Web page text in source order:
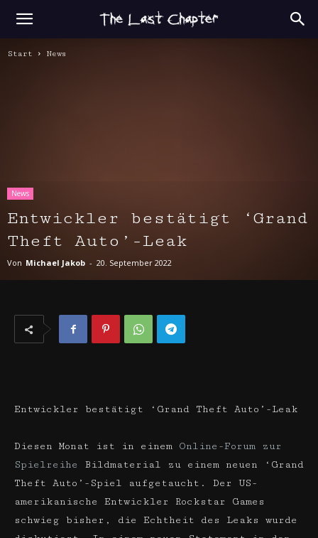
Start News
News
Entwickler bestätigt ‘Grand
Theft Auto’-Leak
Von Michael Jakob - 20. September 2022
Entwickler bestätigt ‘Grand Theft Auto’-Leak
Diesen Monat ist in einem Online-Forum zur
Spielreihe
Bildmaterial zu einem neuen ‘Grand
Theft Auto’-Spiel aufgetaucht. Der US-
amerikanische Entwickler Rockstar Games
schwieg bisher, die Echtheit des Leaks wurde